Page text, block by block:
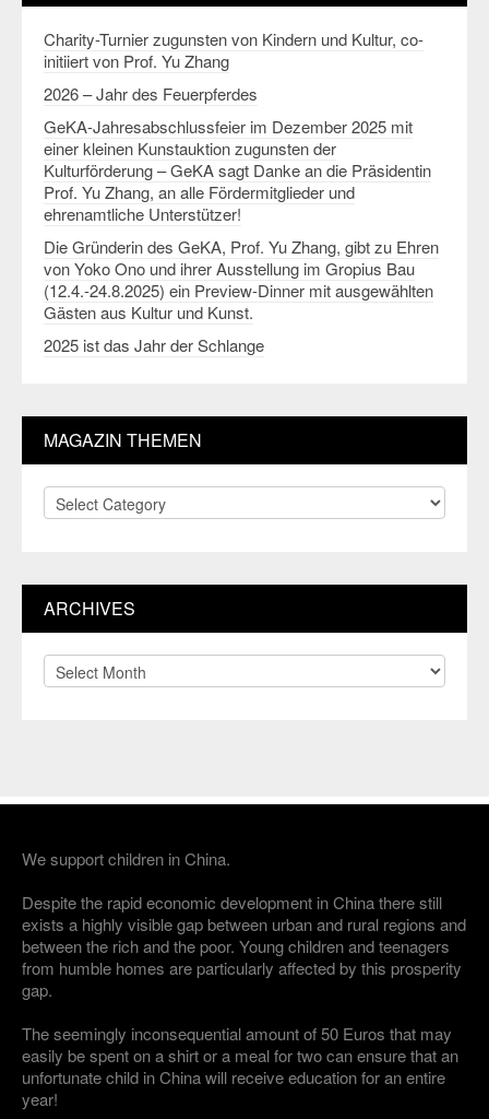
Charity-Turnier zugunsten von Kindern und Kultur, co-
initiiert von Prof. Yu Zhang
2026 – Jahr des Feuerpferdes
GeKA-Jahresabschlussfeier im Dezember 2025 mit
einer kleinen Kunstauktion zugunsten der
Kulturförderung – GeKA sagt Danke an die Präsidentin
Prof. Yu Zhang, an alle Fördermitglieder und
ehrenamtliche Unterstützer!
Die Gründerin des GeKA, Prof. Yu Zhang, gibt zu Ehren
von Yoko Ono und ihrer Ausstellung im Gropius Bau
(12.4.-24.8.2025) ein Preview-Dinner mit ausgewählten
Gästen aus Kultur und Kunst.
2025 ist das Jahr der Schlange
MAGAZIN THEMEN
Magazin
Themen
ARCHIVES
Archives
We support children in China.
Despite the rapid economic development in China there still
exists a highly visible gap between urban and rural regions and
between the rich and the poor. Young children and teenagers
from humble homes are particularly affected by this prosperity
gap.
The seemingly inconsequential amount of 50 Euros that may
easily be spent on a shirt or a meal for two can ensure that an
unfortunate child in China will receive education for an entire
year!